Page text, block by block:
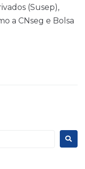
(Susep),
a CNseg e Bolsa